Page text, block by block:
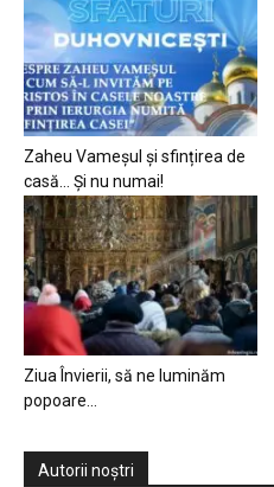
Zaheu Vameșul și sfințirea de
casă… Și nu numai!
Ziua Învierii, să ne luminăm
popoare…
Autorii noștri